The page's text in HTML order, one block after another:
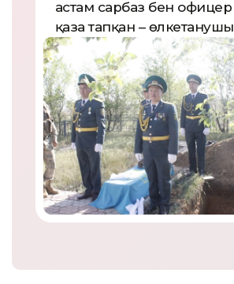
астам сарбаз бен офицер
қаза тапқан – өлкетанушы